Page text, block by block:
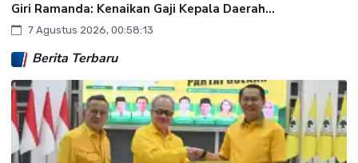
Giri Ramanda: Kenaikan Gaji Kepala Daerah...
7 Agustus 2026, 00:58:13
Berita Terbaru